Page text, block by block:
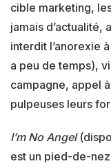
cible marketing,
jamais d’actualité,
interdit l’anorexie
a peu de temps),
campagne, appel
pulpeuses leurs
I’m No Angel
est un pied-de-